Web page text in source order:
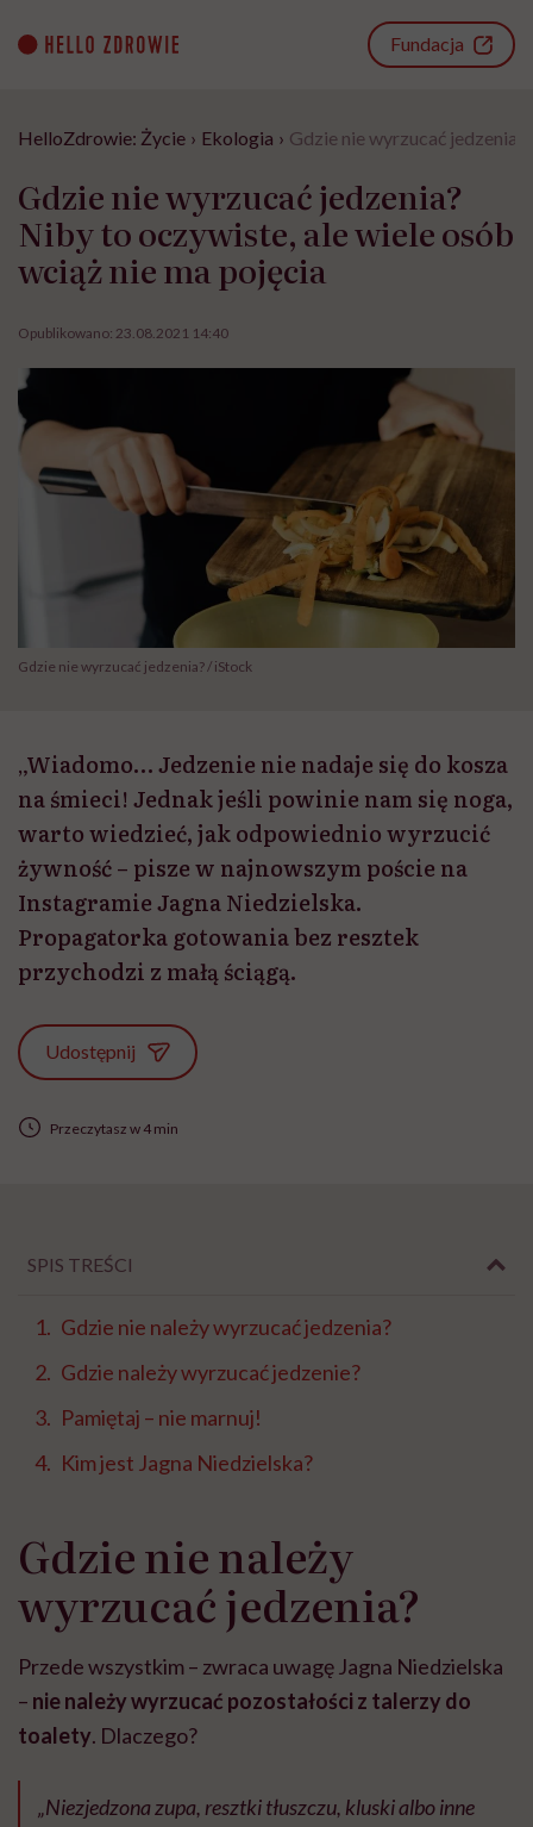
content
Fundacja
HelloZdrowie: Życie › Ekologia › Gdzie nie wyrzucać
Gdzie nie wyrzucać jedzenia?
Niby to oczywiste, ale wiele osób
wciąż nie ma pojęcia
Opublikowano: 23.08.2021 14:40
Gdzie nie wyrzucać jedzenia? / iStock
„Wiadomo… Jedzenie nie nadaje się do kosza
na śmieci! Jednak jeśli powinie nam się noga,
warto wiedzieć, jak odpowiednio wyrzucić
żywność – pisze w najnowszym poście na
Instagramie Jagna Niedzielska.
Propagatorka gotowania bez resztek
przychodzi z małą ściągą.
Udostępnij
Przeczytasz w 4 min
SPIS TREŚCI
Gdzie nie należy wyrzucać jedzenia?
Gdzie należy wyrzucać jedzenie?
Pamiętaj – nie marnuj!
Kim jest Jagna Niedzielska?
Gdzie nie należy
wyrzucać jedzenia?
Przede wszystkim – zwraca uwagę Jagna Niedzielska
– nie należy wyrzucać pozostałości z talerzy do
toalety. Dlaczego?
„Niezjedzona zupa, resztki tłuszczu, kluski albo inne